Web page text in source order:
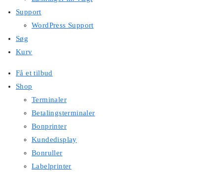
Support
WordPress Support
Søg
Kurv
Få et tilbud
Shop
Terminaler
Betalingsterminaler
Bonprinter
Kundedisplay
Bonruller
Labelprinter